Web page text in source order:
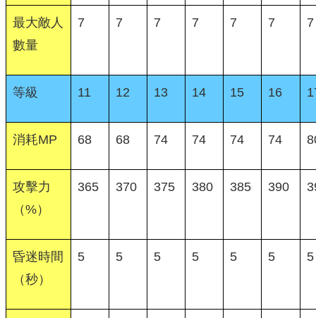
最大敵人
數量
7 7 7 7 7 7 7
等級 11 12 13 14 15 16
消耗MP 68 68 74 74 74 74
攻擊力
（%）
365 370 375 380 385 390
昏迷時間
（秒）
5 5 5 5 5 5 5